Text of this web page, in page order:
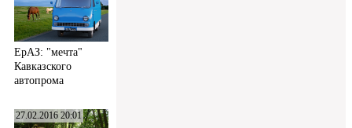
ЕрАЗ: "мечта"
Кавказского
автопрома
27.02.2016 20:01